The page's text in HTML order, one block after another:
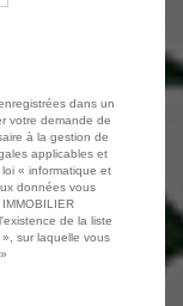
dans un
votre demande de
à la gestion de
applicables et
« informatique et
données vous
de la liste
sur laquelle vous
»